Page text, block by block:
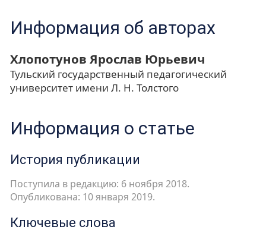
Информация об авторах
Хлопотунов Ярослав Юрьевич
Тульский государственный педагогический
университет имени Л. Н. Толстого
Информация о статье
История публикации
Поступила в редакцию: 6 ноября 2018.
Опубликована: 10 января 2019.
Ключевые слова